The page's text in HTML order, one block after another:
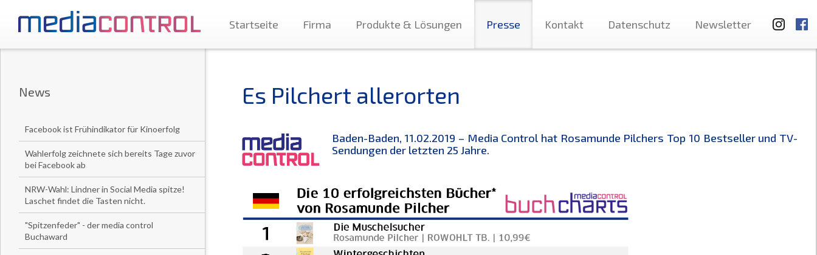
Startseite Firma Produkte & Lösungen Presse Kontakt Datenschutz Newsletter
News
Facebook ist Frühindikator für Kinoerfolg
Wahlerfolg zeichnete sich bereits Tage zuvor
bei Facebook ab
NRW-Wahl: Lindner in Social Media spitze!
Laschet findet die Tasten nicht.
"Spitzenfeder" - der media control
Buchaward
Es Pilchert allerorten
Baden-Baden, 11.02.2019 – Media Control hat Rosamunde Pilchers Top 10 Bestseller und TV-
Sendungen der letzten 25 Jahre.